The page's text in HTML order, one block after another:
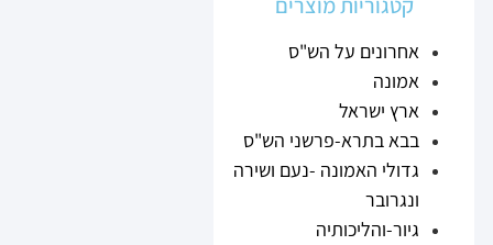
אחרונים על הש"ס
אמונה
ארץ ישראל
בבא בתרא-פרשני הש"ס
גדולי האמונה -נעם ושירה
ונגרובר
גיור-והליכותיה